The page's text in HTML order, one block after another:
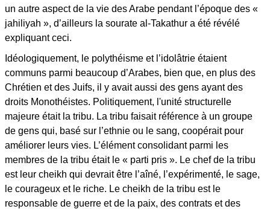
un autre aspect de la vie des Arabe pendant l’époque des «
jahiliyah », d’ailleurs la sourate al-Takathur a été révélé
expliquant ceci.
Idéologiquement, le polythéisme et l’idolâtrie étaient
communs parmi beaucoup d’Arabes, bien que, en plus des
Chrétien et des Juifs, il y avait aussi des gens ayant des
droits Monothéistes. Politiquement, l'unité structurelle
majeure était la tribu. La tribu faisait référence à un groupe
de gens qui, basé sur l’ethnie ou le sang, coopérait pour
améliorer leurs vies. L’élément consolidant parmi les
membres de la tribu était le « parti pris ». Le chef de la tribu
est leur cheikh qui devrait être l’aîné, l’expérimenté, le sage,
le courageux et le riche. Le cheikh de la tribu est le
responsable de guerre et de la paix, des contrats et des